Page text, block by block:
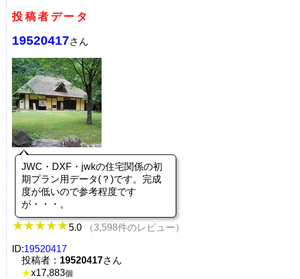
投稿者データ
19520417さん
JWC・DXF・jwkの住宅関係の初
期プラン用データ(？)です。完成
度が低いので参考程度です
が・・・。
5.0 （3,598件のレビュー）
ID:19520417
投稿者： 19520417さん
★x17,883個